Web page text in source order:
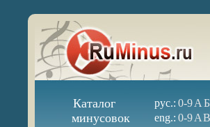
Каталог
минусовок
рус.: 0-9А Б
eng.: 0-9AB